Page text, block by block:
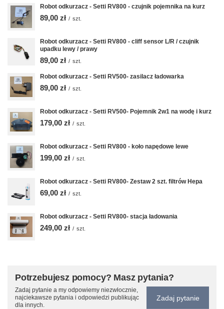
Robot odkurzacz - Setti RV800 - czujnik pojemnika na kurz
89,00 zł / szt.
Robot odkurzacz - Setti RV800 - cliff sensor L/R / czujnik
upadku lewy / prawy
89,00 zł / szt.
Robot odkurzacz - Setti RV500- zasilacz ładowarka
89,00 zł / szt.
Robot odkurzacz - Setti RV500- Pojemnik 2w1 na wodę i kurz
179,00 zł / szt.
Robot odkurzacz - Setti RV800 - koło napędowe lewe
199,00 zł / szt.
Robot odkurzacz - Setti RV800- Zestaw 2 szt. filtrów Hepa
69,00 zł / szt.
Robot odkurzacz - Setti RV800- stacja ładowania
249,00 zł / szt.
Potrzebujesz pomocy? Masz pytania?
Zadaj pytanie a my odpowiemy niezwłocznie,
najciekawsze pytania i odpowiedzi publikując
dla innych.
Zadaj pytanie